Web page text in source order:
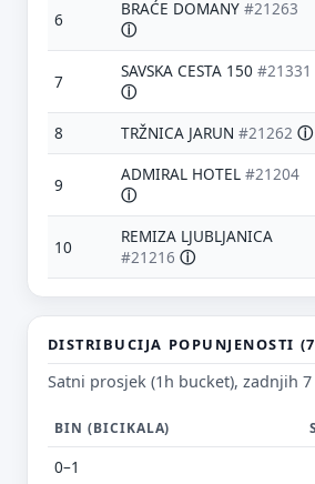
6
BRAĆE DOMANY #21263
ⓘ
7
SAVSKA CESTA 150 #21331
ⓘ
8 TRŽNICA JARUN #21262 ⓘ
9
ADMIRAL HOTEL #21204
ⓘ
10
REMIZA LJUBLJANICA
#21216 ⓘ
DISTRIBUCIJA POPUNJENOSTI
Satni prosjek (1h bucket), zadnjih 7
BIN (BICIKALA)
0–1
Predloži poboljšanje ove
Što bi ti ovdje bilo korisno? Koje
stranica može odgovoriti? (npr.
Vrsta poruke
Tvoj prijedlog